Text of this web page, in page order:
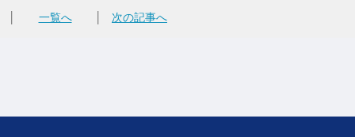
一覧へ 次の記事へ